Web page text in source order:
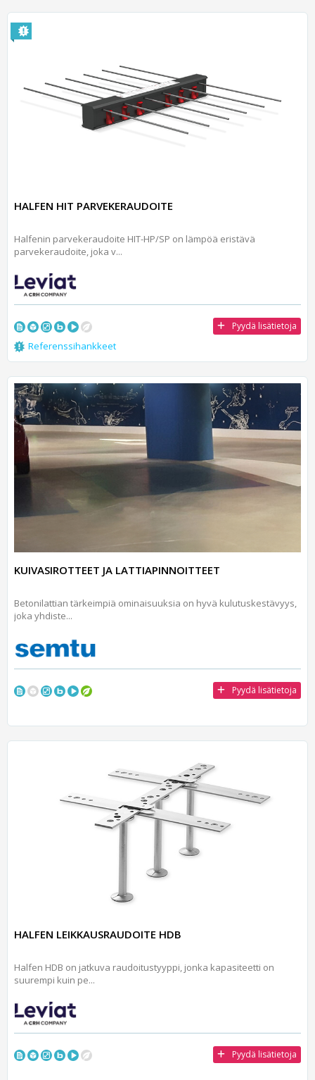
HALFEN HIT PARVEKERAUDOITE
Halfenin parvekeraudoite HIT-HP/SP on lämpöä eristävä
parvekeraudoite, joka v...
Pyydä lisätietoja
Referenssihankkeet
KUIVASIROTTEET JA LATTIAPINNOITTEET
Betonilattian tärkeimpiä ominaisuuksia on hyvä kulutuskestävyys,
joka yhdiste...
Pyydä lisätietoja
HALFEN LEIKKAUSRAUDOITE HDB
Halfen HDB on jatkuva raudoitustyyppi, jonka kapasiteetti on
suurempi kuin pe...
Pyydä lisätietoja